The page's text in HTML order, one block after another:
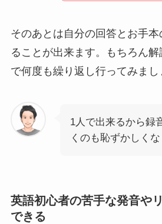
そのあとは自分の回答とお手
ることが出来ます。もちろん
で何度も繰り返し行ってみまし
1人で出来るから録
くのも恥ずかしくな
英語初心者の苦手な発音や
できる